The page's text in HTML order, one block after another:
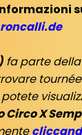
fa parte
Circo X